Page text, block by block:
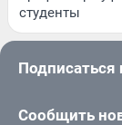
студенты
Подписаться
Сообщить